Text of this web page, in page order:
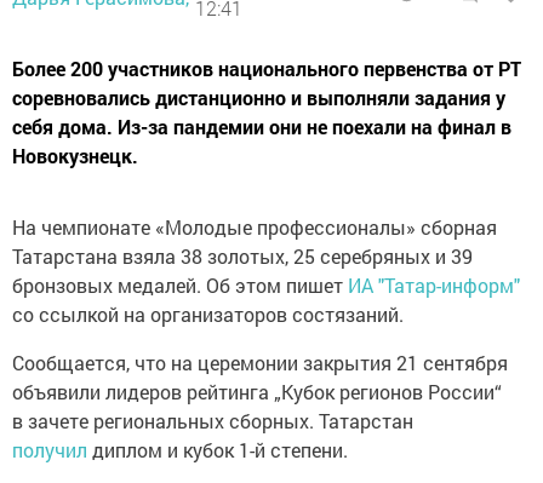
12:41
Более 200 участников национального первенства от РТ
соревновались дистанционно и выполняли задания у
себя дома. Из-за пандемии они не поехали на финал в
Новокузнецк.
На чемпионате «Молодые профессионалы» сборная
Татарстана взяла 38 золотых, 25 серебряных и 39
бронзовых медалей. Об этом пишет ИА "Татар-информ"
со ссылкой на организаторов состязаний.
Сообщается, что на церемонии закрытия 21 сентября
объявили лидеров рейтинга „Кубок регионов России“
в зачете региональных сборных. Татарстан
получил диплом и кубок 1-й степени.